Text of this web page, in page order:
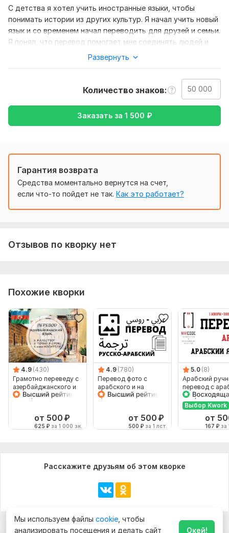
С детства я хотел учить иностранные языки, чтобы
понимать истории из других культур. Я начал учить новый
язык и со временем начал переводить для друзей и семьи.
Я понял, что перевод помогает мне соединять людей и
культуры. Так я стал переводчиком, и каждое
переведенное слово приближало меня к моей мечте.
Чтобы выполнить ваш заказ, мне потребуется от вас
задание. Опишите, что именно вы хотите получить, какие у
вас предпочтения. Пришлите нужные файлы и доступы,
если они нужны для выполнения заказа
Недвижимость,Образование и наука,Работа, карьера
Язык перевода:
с Русского на Немецкий
с Немецкого на Русский
Развернуть
Количество знаков
Заказать за 1 500 ₽
Гарантия возврата
Средства моментально вернутся на счет,
если что-то пойдет не так. Как это работает?
Отзывов по кворку нет
Похожие кворки
4.9 (430)
Грамотно переведу с
азербайджанского и
на азербайджанский
от 500 ₽
625 ₽ за 1 000 зн.
4.9 (780)
Перевод фото с
арабского и на
арабский
от 500 ₽
500 ₽ за 1 лст.
5.0 (8)
Арабский
перевод с
на арабский
Мед Тех
Выбор Kwork
от
167 ₽ за
Расскажите друзьям об этом кворке
Мы используем файлы cookie , чтобы
анализировать посещения и делать сайт
Окей!